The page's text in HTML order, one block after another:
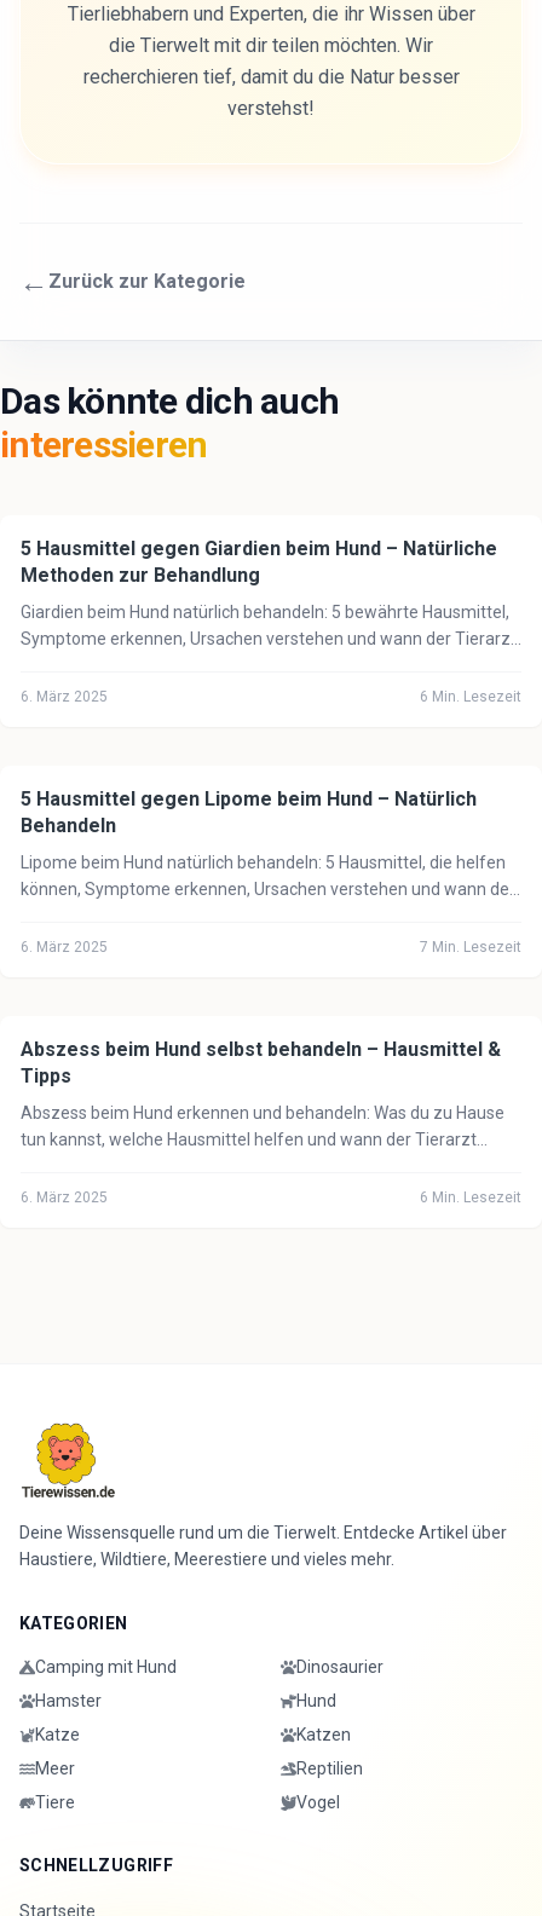
Tierliebhabern und Experten, die ihr Wissen über
die Tierwelt mit dir teilen möchten. Wir
recherchieren tief, damit du die Natur besser
verstehst!
← Zurück zur Kategorie
Das könnte dich auch
interessieren
🐕 Hund
5 Hausmittel gegen Giardien beim Hund – Natürliche
Methoden zur Behandlung
Giardien beim Hund natürlich behandeln: 5 bewährte Hausmittel,
Symptome erkennen, Ursachen verstehen und wann der Tierarzt
6. März 2025 6 Min. Lesezeit
🐕 Hund
5 Hausmittel gegen Lipome beim Hund – Natürlich
Behandeln
Lipome beim Hund natürlich behandeln: 5 Hausmittel, die helfen
können, Symptome erkennen, Ursachen verstehen und wann der
6. März 2025 7 Min. Lesezeit
🐕 Hund
Abszess beim Hund selbst behandeln – Hausmittel &
Tipps
Abszess beim Hund erkennen und behandeln: Was du zu Hause
tun kannst, welche Hausmittel helfen und wann der Tierarzt
6. März 2025 6 Min. Lesezeit
Deine Wissensquelle rund um die Tierwelt. Entdecke Artikel über
Haustiere, Wildtiere, Meerestiere und vieles mehr.
KATEGORIEN
Camping mit Hund
Dinosaurier
Hamster
Hund
Katze
Katzen
Meer
Reptilien
Tiere
Vogel
SCHNELLZUGRIFF
Startseite